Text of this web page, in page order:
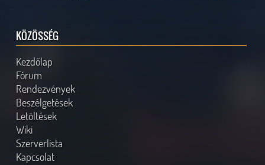
KÖZÖSSÉG
Kezdőlap
Fórum
Rendezvények
Beszélgetések
Letöltések
Wiki
Szerverlista
Kapcsolat